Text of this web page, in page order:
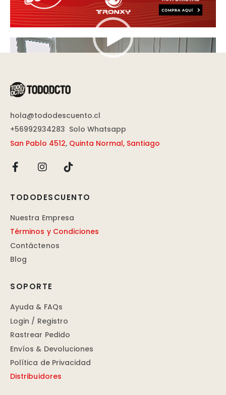
Reproductor
de
hola@tododescuento.cl
+56992934283 Solo Whatsapp
San Pablo 4512, Quinta Normal, Santiago
TODODESCUENTO
Nuestra Empresa
Términos y Condiciones
Contáctenos
Blog
SOPORTE
Ayuda & FAQs
Login / Registro
Rastrear Pedido
Envíos & Devoluciones
Política de Privacidad
Distribuidores